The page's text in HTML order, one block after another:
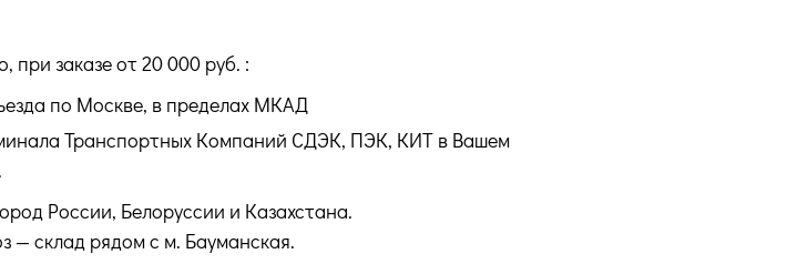
при заказе от 20 000 руб. :
по Москве, в пределах МКАД
Транспортных Компаний СДЭК, ПЭК, КИТ в Вашем
России, Белоруссии и Казахстана.
— склад рядом с м. Бауманская.